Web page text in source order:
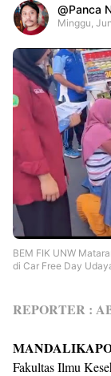
Panca
Minggu,
BEM FIK UNW
di Car Free Day
REPORTER :
Fakultas Ilmu